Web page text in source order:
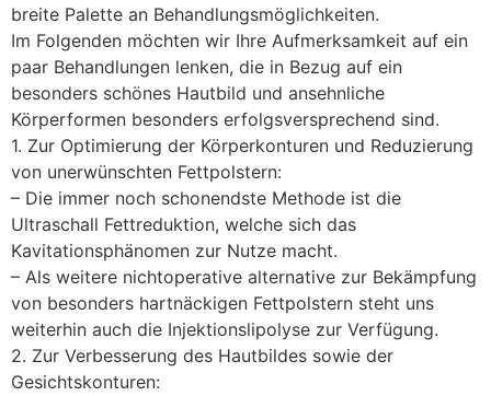
breite Palette an Behandlungsmöglichkeiten.
Im Folgenden möchten wir Ihre Aufmerksamkeit auf ein
paar Behandlungen lenken, die in Bezug auf ein
besonders schönes Hautbild und ansehnliche
Körperformen besonders erfolgsversprechend sind.
1. Zur Optimierung der Körperkonturen und Reduzierung
von unerwünschten Fettpolstern:
– Die immer noch schonendste Methode ist die
Ultraschall Fettreduktion, welche sich das
Kavitationsphänomen zur Nutze macht.
– Als weitere nichtoperative alternative zur Bekämpfung
von besonders hartnäckigen Fettpolstern steht uns
weiterhin auch die Injektionslipolyse zur Verfügung.
2. Zur Verbesserung des Hautbildes sowie der
Gesichtskonturen: